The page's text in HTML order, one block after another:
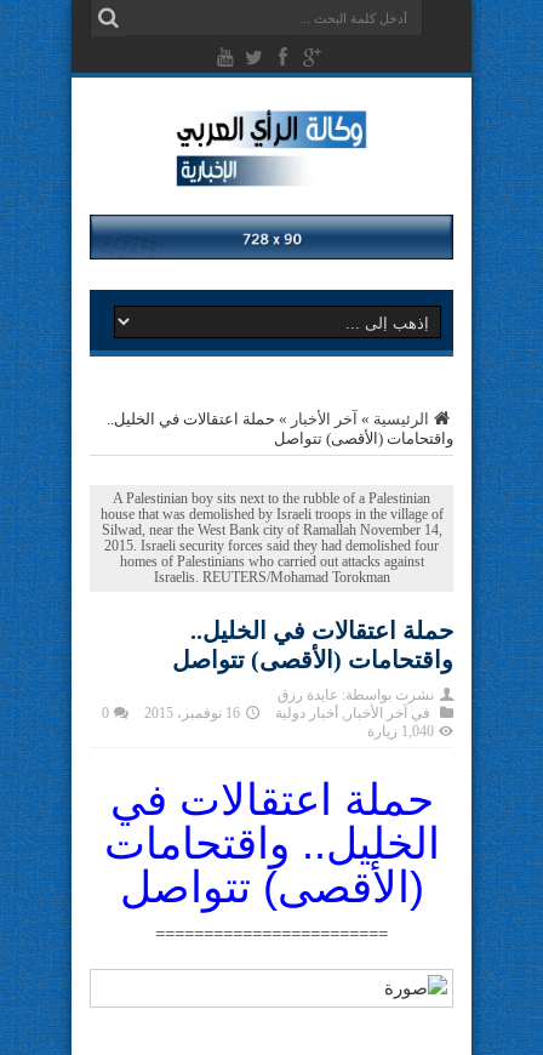
الرئيسية » آخر الأخبار » حملة اعتقالات في الخليل..
واقتحامات (الأقصى) تتواصل
A Palestinian boy sits next to the rubble of a Palestinian
house that was demolished by Israeli troops in the village of
Silwad, near the West Bank city of Ramallah November 14,
2015. Israeli security forces said they had demolished four
homes of Palestinians who carried out attacks against
Israelis. REUTERS/Mohamad Torokman
حملة اعتقالات في الخليل..
واقتحامات (الأقصى) تتواصل
نشرت بواسطة: عايدة رزق
في آخر الأخبار , أخبار دولية 16 نوفمبر، 2015
0
1,040 زيارة
حملة اعتقالات في
الخليل.. واقتحامات
(الأقصى) تتواصل
========================